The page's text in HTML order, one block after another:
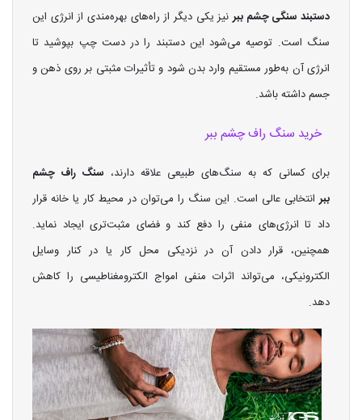
دستبند سنگی چشم ببرنیز یکی دیگر از راه‌های بهره‌مندی از انرژی این
سنگ است. توصیه می‌شود این دستبند را در دست چپ بپوشید تا
انرژی آن به‌طور مستقیم وارد بدن شود و تأثیرات مثبتی بر روی ذهن و
جسم داشته باشد.
خرید سنگ راف چشم ببر
برای کسانی که به سنگ‌های طبیعی علاقه دارند، سنگ راف چشم
ببرانتخابی عالی است. این سنگ را می‌توان در محیط کار یا خانه قرار
داد تا انرژی‌های منفی را دفع کند و فضای مثبت‌تری ایجاد نماید.
همچنین، قرار دادن آن در نزدیکی محل کار یا در کنار وسایل
الکترونیکی، می‌تواند اثرات منفی امواج الکترومغناطیسی را کاهش
دهد.